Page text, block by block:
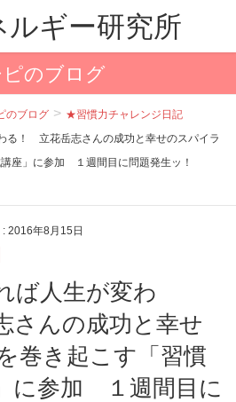
ルギー研究所
のブログ
のブログ
★習慣力チャレンジ日記
る！ 立花岳志さんの成功と幸せのスパイラ
講座」に参加 １週間目に問題発生ッ！
: 2016年8月15日
んの成功と幸せ
巻き起こす「習慣
に参加 １週間目に